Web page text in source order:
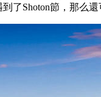
了Shoton節，那么